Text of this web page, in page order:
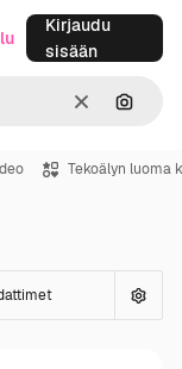
SelkeäHae
Kirjaudu
sisään
Tekoälyn luoma